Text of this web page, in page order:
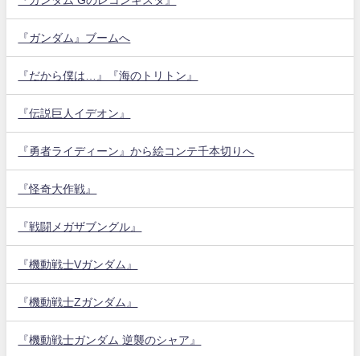
『ガンダム』ブームへ
『だから僕は…』『海のトリトン』
『伝説巨人イデオン』
『勇者ライディーン』から絵コンテ千本切りへ
『怪奇大作戦』
『戦闘メガザブングル』
『機動戦士Vガンダム』
『機動戦士Zガンダム』
『機動戦士ガンダム 逆襲のシャア』